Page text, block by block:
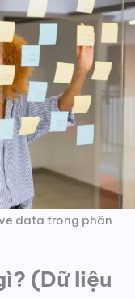
data trong phân
(Dữ liệu